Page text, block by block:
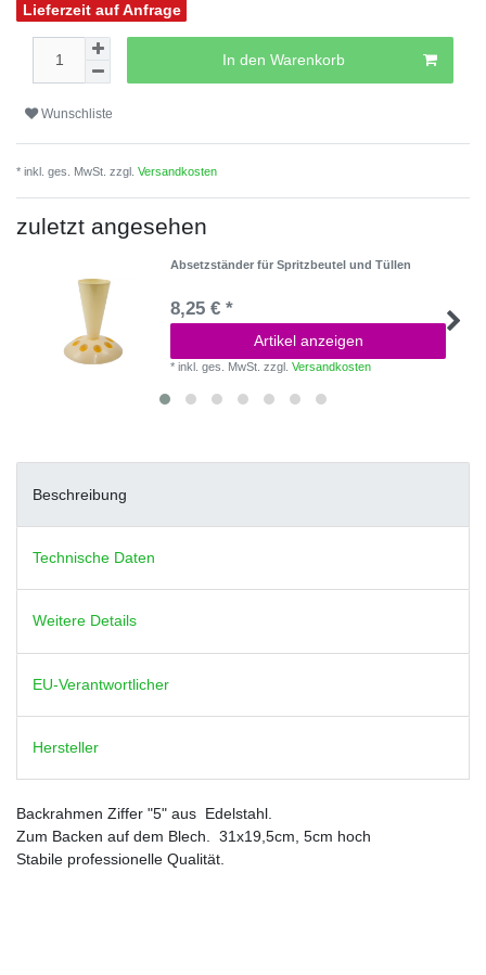
Lieferzeit auf Anfrage
In den Warenkorb
Wunschliste
* inkl. ges. MwSt. zzgl. Versandkosten
zuletzt angesehen
Absetzständer für Spritzbeutel und Tüllen
8,25 € *
Artikel anzeigen
*inkl. ges. MwSt. zzgl.Versandkosten
Beschreibung
Technische Daten
Weitere Details
EU-Verantwortlicher
Hersteller
Backrahmen Ziffer "5" aus Edelstahl.
Zum Backen auf dem Blech. 31x19,5cm, 5cm hoch
Stabile professionelle Qualität.